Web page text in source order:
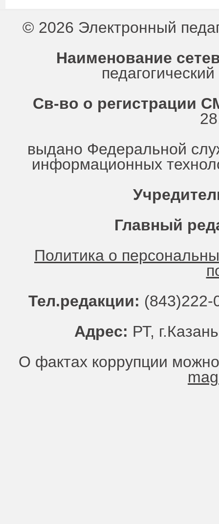
© 2026 Электронный
Наименование
Св-во о регистрации
выдано Федеральной
информационных
Главный
Политика о
Тел.редакции:
Адрес: РТ,
О фактах коррупции